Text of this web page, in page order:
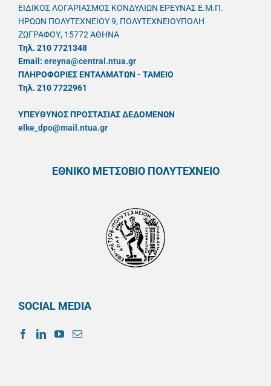
ΕΙΔΙΚΟΣ ΛΟΓΑΡΙΑΣΜΟΣ ΚΟΝΔΥΛΙΩΝ ΕΡΕΥΝΑΣ Ε.Μ.Π.
ΗΡΩΩΝ ΠΟΛΥΤΕΧΝΕΙΟΥ 9, ΠΟΛΥΤΕΧΝΕΙΟΥΠΟΛΗ
ΖΩΓΡΑΦΟΥ, 15772 ΑΘΗΝΑ
Τηλ. 210 7721348
Email: ereyna@central.ntua.gr
ΠΛΗΡΟΦΟΡΙΕΣ ΕΝΤΑΛΜΑΤΩΝ - ΤΑΜΕΙΟ
Τηλ. 210 7722961
ΥΠΕΥΘYΝΟΣ ΠΡΟΣΤΑΣΙΑΣ ΔΕΔΟΜΕΝΩΝ
elke_dpo@mail.ntua.gr
ΕΘΝΙΚΟ ΜΕΤΣΟΒΙΟ ΠΟΛΥΤΕΧΝΕΙΟ
SOCIAL MEDIA